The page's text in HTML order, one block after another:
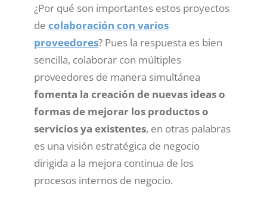
¿Por qué son importantes estos proyectos
de colaboración con varios
proveedores? Pues la respuesta es bien
sencilla, colaborar con múltiples
proveedores de manera simultánea
fomenta la creación de nuevas ideas o
formas de mejorar los productos o
servicios ya existentes, en otras palabras
es una visión estratégica de negocio
dirigida a la mejora continua de los
procesos internos de negocio.